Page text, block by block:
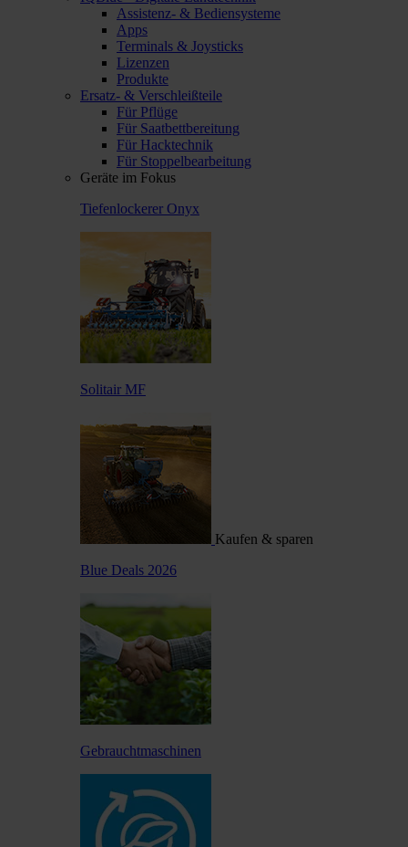
Assistenz- & Bediensysteme
Apps
Terminals & Joysticks
Lizenzen
Produkte
Ersatz- & Verschleißteile
Für Pflüge
Für Saatbettbereitung
Für Hacktechnik
Für Stoppelbearbeitung
Geräte im Fokus
Tiefenlockerer Onyx
Solitair MF
Kaufen & sparen
Blue Deals 2026
Gebrauchtmaschinen